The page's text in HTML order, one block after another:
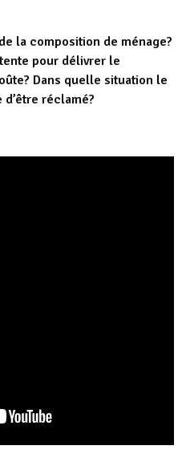
la composition de ménage?
pour délivrer le
Dans quelle situation le
réclamé?